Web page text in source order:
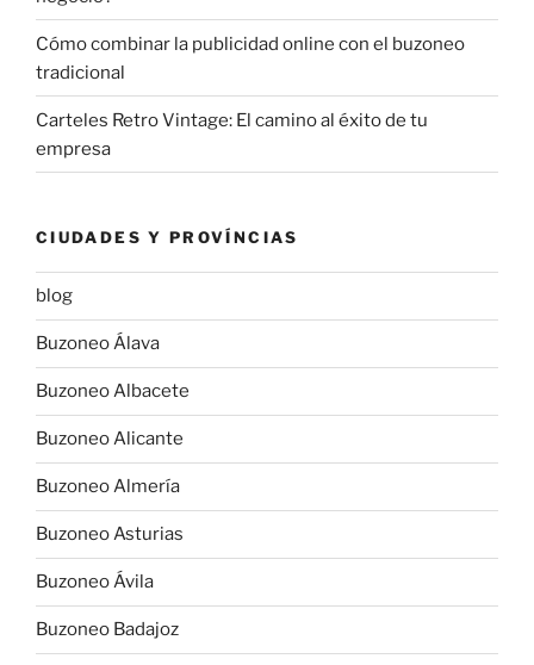
Cómo combinar la publicidad online con el buzoneo
tradicional
Carteles Retro Vintage: El camino al éxito de tu
empresa
CIUDADES Y PROVÍNCIAS
blog
Buzoneo Álava
Buzoneo Albacete
Buzoneo Alicante
Buzoneo Almería
Buzoneo Asturias
Buzoneo Ávila
Buzoneo Badajoz